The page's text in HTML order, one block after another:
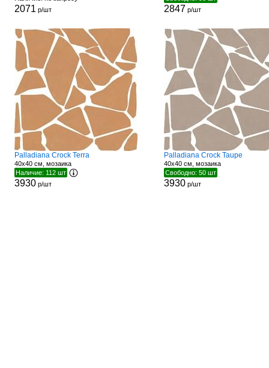
2071 р/шт 2847 р/шт
Palladiana Crock Terra
40x40 см, мозаика
Наличие: 112 шт
3930р/шт
Palladiana Crock Taupe
40x40 см, мозаика
Свободно: 50 шт
3930р/шт